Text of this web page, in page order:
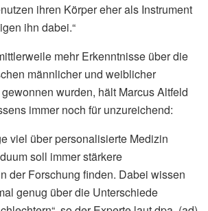
ihren Körper eher als Instrument
ihn dabei.“
mehr Erkenntnisse über die
männlicher und weiblicher
wurden, hält Marcus Altfeld
immer noch für unzureichend:
viel über personalisierte Medizin
soll immer stärkere
der Forschung finden. Dabei wissen
genug über die Unterschiede